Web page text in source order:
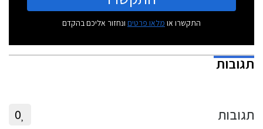
התקשרו או מלאו פרטים ונחזור אליכם בהקדם
תגובות
תגובות 0